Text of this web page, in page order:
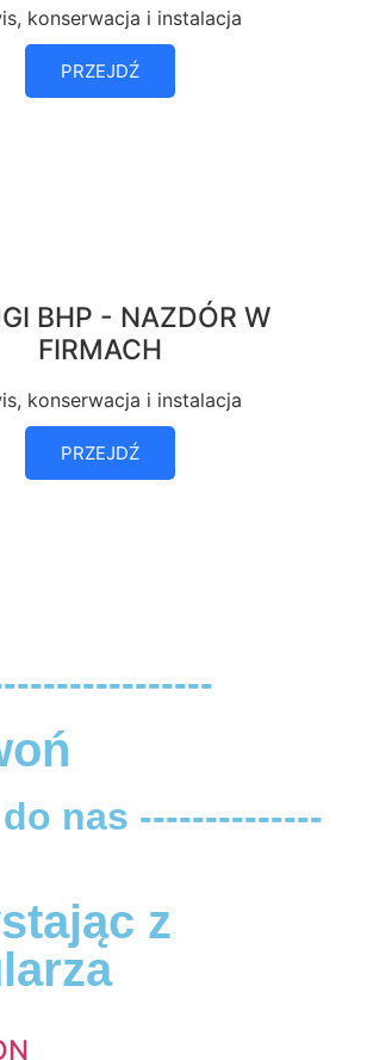
konserwacja i instalacja
PRZEJDŹ
BHP - NAZDÓR W
FIRMACH
konserwacja i instalacja
PRZEJDŹ
nas --------------
z